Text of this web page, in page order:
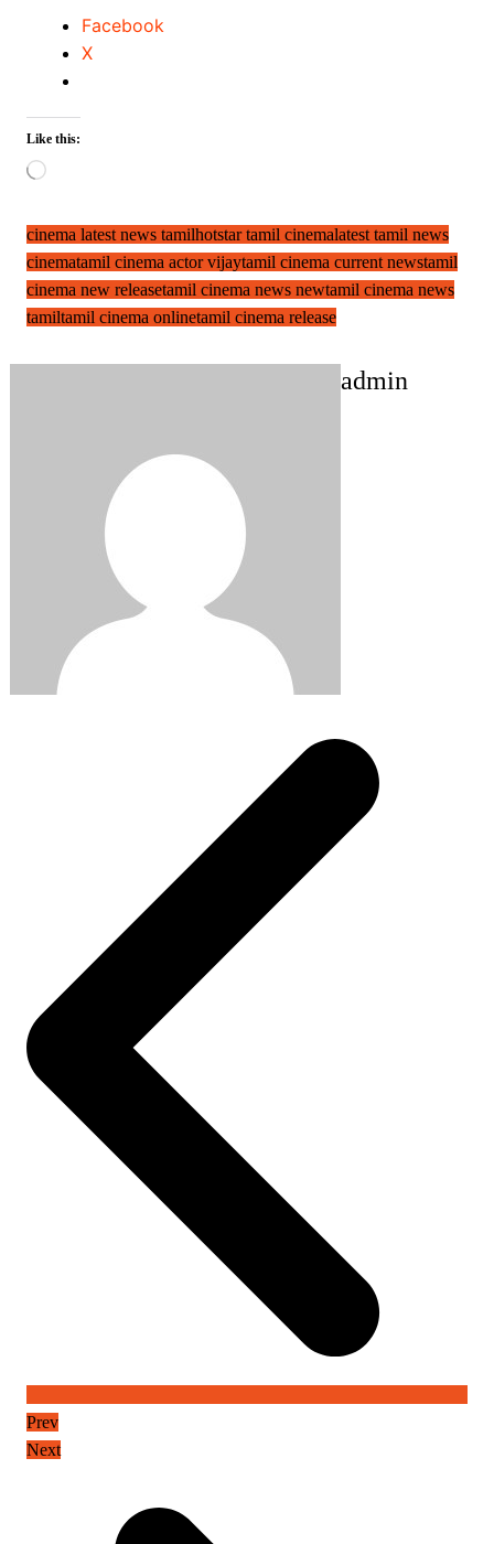
Facebook
X
Like this:
Loading…
cinema latest news tamilhotstar tamil cinemalatest tamil news
cinematamil cinema actor vijaytamil cinema current newstamil
cinema new releasetamil cinema news newtamil cinema news
tamiltamil cinema onlinetamil cinema release
admin
Prev
Next